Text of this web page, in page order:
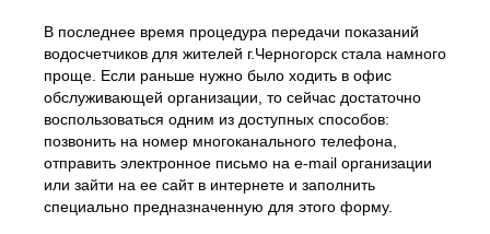
В последнее время процедура передачи показаний
водосчетчиков для жителей г.Черногорск стала намного
проще. Если раньше нужно было ходить в офис
обслуживающей организации, то сейчас достаточно
воспользоваться одним из доступных способов:
позвонить на номер многоканального телефона,
отправить электронное письмо на e-mail организации
или зайти на ее сайт в интернете и заполнить
специально предназначенную для этого форму.